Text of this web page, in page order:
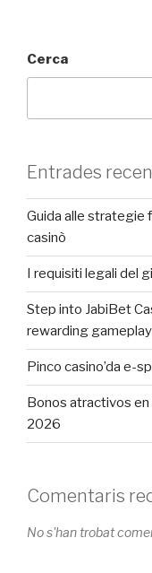
Cerca
Entrades
Guida alle strategie
casinò
I requisiti legali del
Step into JabiBet
rewarding gameplay
Pinco casino’da e-
Bonos atractivos en
2026
Comentaris
No s'han trobat